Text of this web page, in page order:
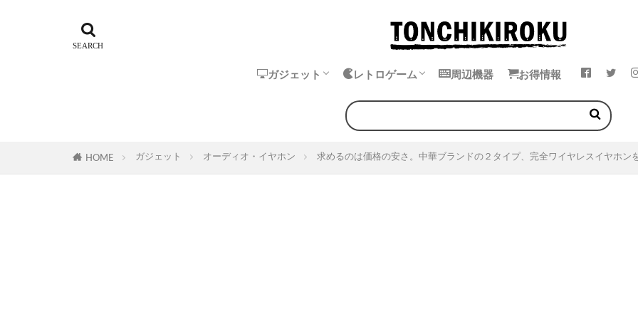
ガジェット
オーディオ・イヤホン
レトロゲーム
エミュレータ
中華ゲーム機
ゲームボーイ
ゲームギア
ワンダースワン
ネオジオポケット
周辺機器 お得情報
HOME ガジェット オーディオ・イヤホン 求めるのは価格の安さ。中華ブランドの２タイプ、完全ワイヤレスイヤホン